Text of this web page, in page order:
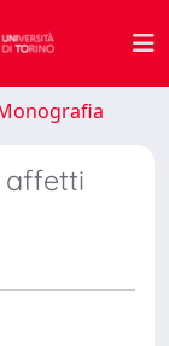
affetti